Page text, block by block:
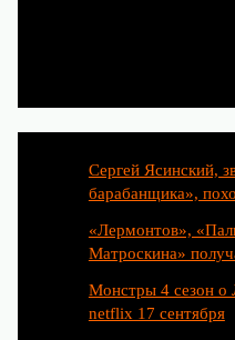
Сергей Ясинский,
барабанщика»,
«Лермонтов»,
Матроскина»
Монстры 4 сезон о
netflix 17 сентября